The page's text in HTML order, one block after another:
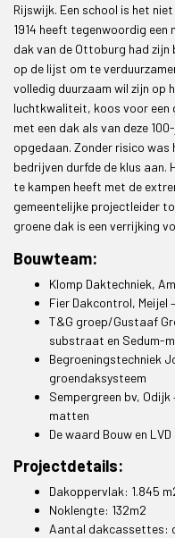
Rijswijk. Een school is het
1914 heeft tegenwoordig
dak van de Ottoburg had
op de lijst om te
volledig duurzaam wil zijn op
luchtkwaliteit, koos voor een
met een dak als van deze
opgedaan. Zonder risico
bedrijven durfde de klus aan.
te kampen heeft met de
gemeentelijke projectleider
groene dak is een verrijking
Bouwteam:
Klomp Daktechniek,
Fier Dakcontrol, Meijel
T&G groep/Gustaaf
substraat en Sedum-
Begroeningstechniek
groendaksysteem
Sempergreen bv,
matten
De waard Bouw en
Projectdetails:
Dakoppervlak: 1.845
Noklengte: 132m2
Aantal dakcassettes: